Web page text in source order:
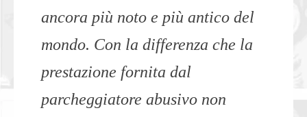
ancora più noto e più antico del
mondo. Con la differenza che la
prestazione fornita dal
parcheggiatore abusivo non